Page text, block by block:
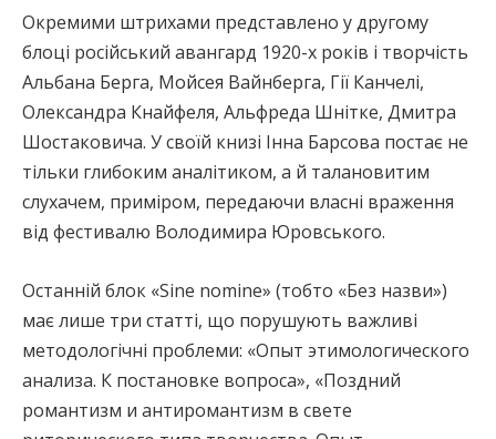
Окремими штрихами представлено у другому
блоці російський авангард 1920-х років і творчість
Альбана Берга, Мойсея Вайнберга, Гії Канчелі,
Олександра Кнайфеля, Альфреда Шнітке, Дмитра
Шостаковича. У своїй книзі Інна Барсова постає не
тільки глибоким аналітиком, а й талановитим
слухачем, приміром, передаючи власні враження
від фестивалю Володимира Юровського.
Останній блок «Sine nomine» (тобто «Без назви»)
має лише три статті, що порушують важливі
методологічні проблеми: «Опыт этимологического
анализа. К постановке вопроса», «Поздний
романтизм и антиромантизм в свете